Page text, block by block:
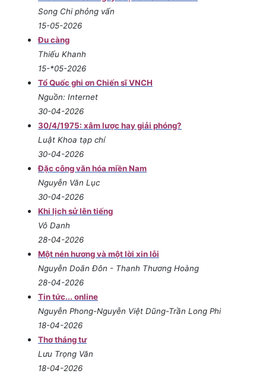
Song Chi phỏng vấn
15-05-2026
Đu càng
Thiếu Khanh
15-*05-2026
Tổ Quốc ghi ơn Chiến sĩ VNCH
Nguồn: Internet
30-04-2026
30/4/1975: xâm lược hay giải phóng?
Luật Khoa tạp chí
30-04-2026
Đặc công văn hóa miền Nam
Nguyễn Văn Lục
30-04-2026
Khi lịch sử lên tiếng
Vô Danh
28-04-2026
Một nén hương và một lời xin lỗi
Nguyễn Doãn Đôn - Thanh Thương Hoàng
28-04-2026
Tin tức... online
Nguyễn Phong-Nguyễn Việt Dũng-Trần Long Phi
18-04-2026
Thơ tháng tư
Lưu Trọng Văn
18-04-2026